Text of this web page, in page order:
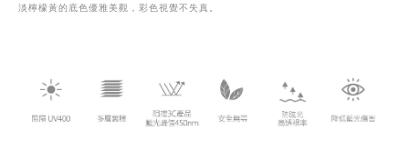
淡檸檬黃的底色優雅美觀，彩色視覺不失真。